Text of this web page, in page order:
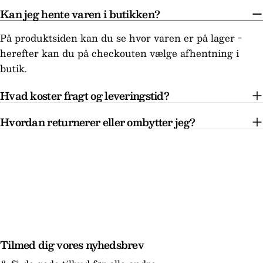
Kan jeg hente varen i butikken?
På produktsiden kan du se hvor varen er på lager -
herefter kan du på checkouten vælge afhentning i
butik.
Hvad koster fragt og leveringstid?
Hvordan returnerer eller ombytter jeg?
Tilmed dig vores nyhedsbrev